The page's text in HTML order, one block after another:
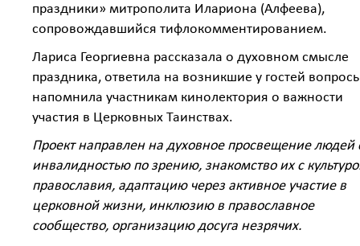
праздники» митрополита Илариона (Алфеева),
сопровождавшийся тифлокомментированием.
Лариса Георгиевна рассказала о духовном смысле
праздника, ответила на возникшие у гостей
напомнила участникам кинолектория о важности
участия в Церковных Таинствах.
Проект направлен на духовное просвещение людей
инвалидностью по зрению, знакомство их с
православия, адаптацию через активное участие в
церковной жизни, инклюзию в православное
сообщество, организацию досуга незрячих.